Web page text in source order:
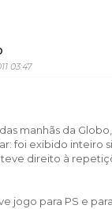
03:47
manhãs da
foi exibido inteiro
teve direito à
jogo para PS e